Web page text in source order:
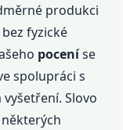
produkci
bez fyzické
poceníse
spolupráci s
Slovo